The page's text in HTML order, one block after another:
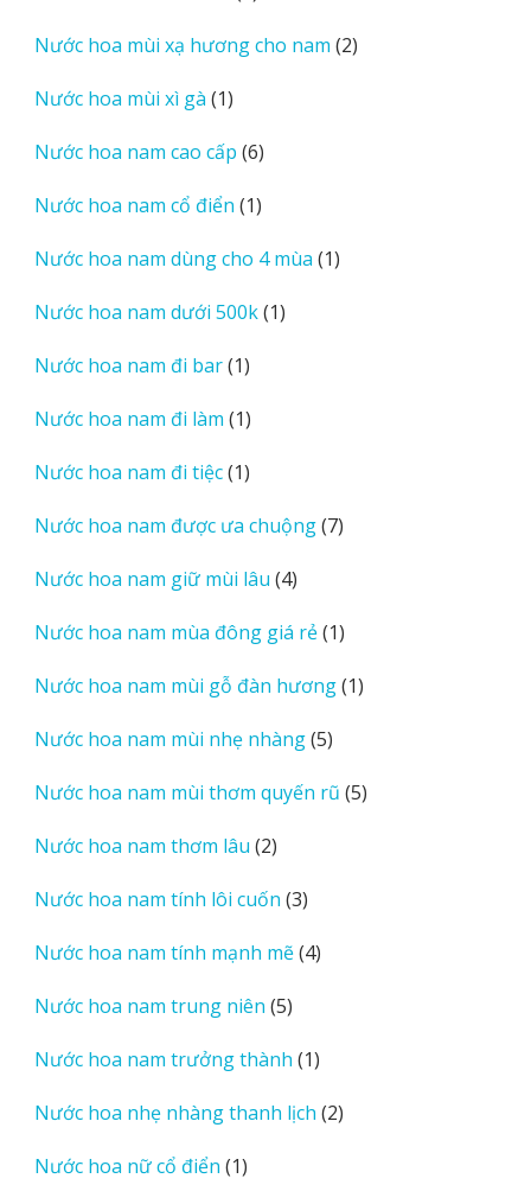
phẩm
Nước hoa mùi xạ hương cho nam 22
Nước hoa mùi xì gà 11
phẩm
Nước hoa nam cao cấp 66
phẩm
Nước hoa nam cổ điển 11
phẩm
Nước hoa nam dùng cho 4 mùa 11
Nước hoa nam dưới 500k 11
Nước hoa nam đi bar 11
phẩm
Nước hoa nam đi làm 11
phẩm
Nước hoa nam đi tiệc 11
phẩm
Nước hoa nam được ưa chuộng 77
Nước hoa nam giữ mùi lâu 44
phẩm
Nước hoa nam mùa đông giá rẻ 11
phẩm
Nước hoa nam mùi gỗ đàn hương 11
Nước hoa nam mùi nhẹ nhàng 55
phẩm
Nước hoa nam mùi thơm quyến rũ 55
Nước hoa nam thơm lâu 22
phẩm
Nước hoa nam tính lôi cuốn 33
phẩm
Nước hoa nam tính mạnh mẽ 44
Nước hoa nam trung niên 55
phẩm
Nước hoa nam trưởng thành 11
phẩm
Nước hoa nhẹ nhàng thanh lịch 22
Nước hoa nữ cổ điển 11